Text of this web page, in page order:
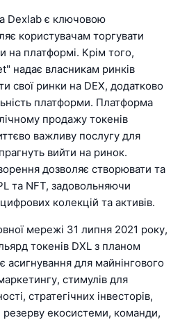
Dexlab є ключовою
користувачам торгувати
на платформі. Крім того,
надає власникам ринків
свої ринки на DEX, додатково
платформи. Платформа
продажу токенів
важливу послугу для
вийти на ринок.
дозволяє створювати та
та NFT, задовольняючи
колекцій та активів.
мережі 31 липня 2021 року,
токенів DXL з планом
асигнування для майнінгового
стимулів для
стратегічних інвесторів,
резерву екосистеми, команди,